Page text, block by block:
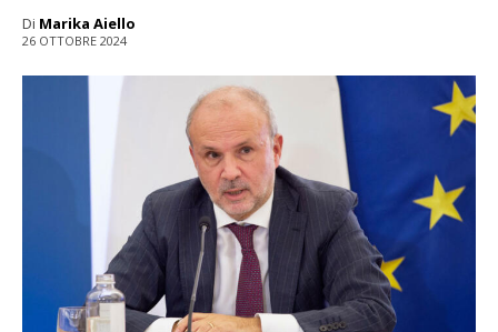
Di Marika Aiello
26 OTTOBRE 2024